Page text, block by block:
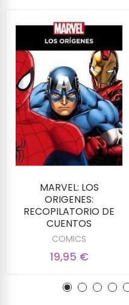
MARVEL: LOS
ORIGENES:
RECOPILATORIO DE
CUENTOS
COMICS
19,95 €